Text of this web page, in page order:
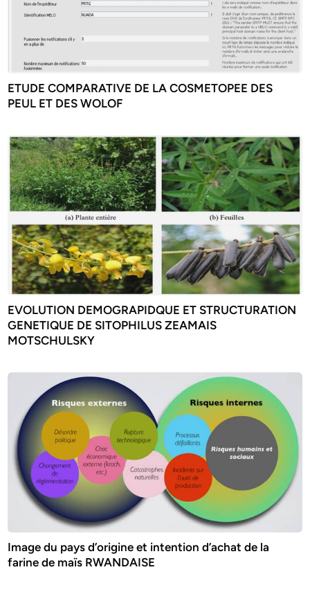
ETUDE COMPARATIVE DE LA COSMETOPEE DES
PEUL ET DES WOLOF
EVOLUTION DEMOGRAPIDQUE ET STRUCTURATION
GENETIQUE DE SITOPHILUS ZEAMAIS
MOTSCHULSKY
Image du pays d’origine et intention d’achat de la
farine de maïs RWANDAISE